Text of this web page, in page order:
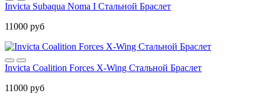
Invicta Subaqua Noma I Стальной Браслет
11000 руб
Invicta Coalition Forces X-Wing Стальной Браслет
11000 руб